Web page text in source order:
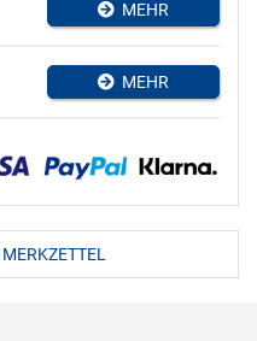
MEHR
MEHR